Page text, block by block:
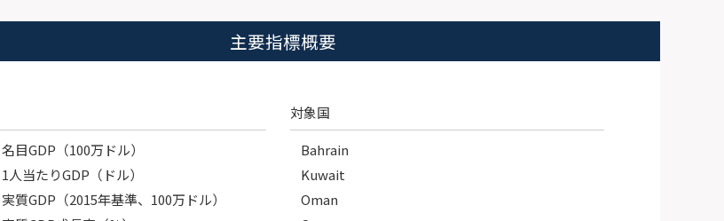
主要指標概要
名目GDP（100万ドル）
1人当たりGDP（ドル）
実質GDP（2015年基準、100万ドル）
対象国
Bahrain
Kuwait
Oman